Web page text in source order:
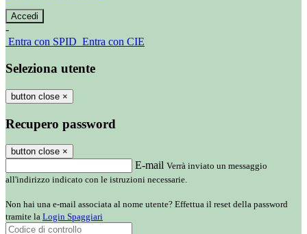
-
Entra con SPID Entra con CIE
Seleziona utente
button close ×
Recupero password
button close ×
E-mail Verrà inviato un messaggio
all'indirizzo indicato con le istruzioni necessarie.
Non hai una e-mail associata al nome utente? Effettua il reset della password
tramite la Login Spaggiari